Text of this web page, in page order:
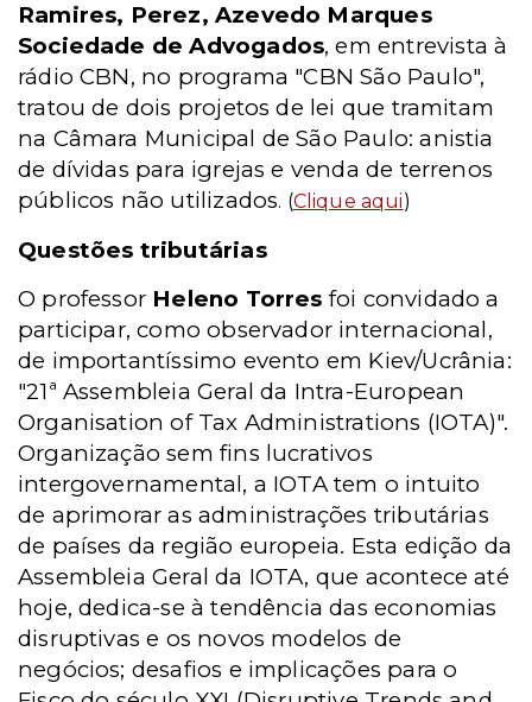
Ramires, Perez, Azevedo Marques
Sociedade de Advogados, em entrevista à
rádio CBN, no programa "CBN São Paulo",
tratou de dois projetos de lei que tramitam
na Câmara Municipal de São Paulo: anistia
de dívidas para igrejas e venda de terrenos
públicos não utilizados. (Clique aqui)
Questões tributárias
O professor Heleno Torres foi convidado a
participar, como observador internacional,
de importantíssimo evento em Kiev/Ucrânia:
"21ª Assembleia Geral da Intra-European
Organisation of Tax Administrations (IOTA)".
Organização sem fins lucrativos
intergovernamental, a IOTA tem o intuito
de aprimorar as administrações tributárias
de países da região europeia. Esta edição da
Assembleia Geral da IOTA, que acontece até
hoje, dedica-se à tendência das economias
disruptivas e os novos modelos de
negócios; desafios e implicações para o